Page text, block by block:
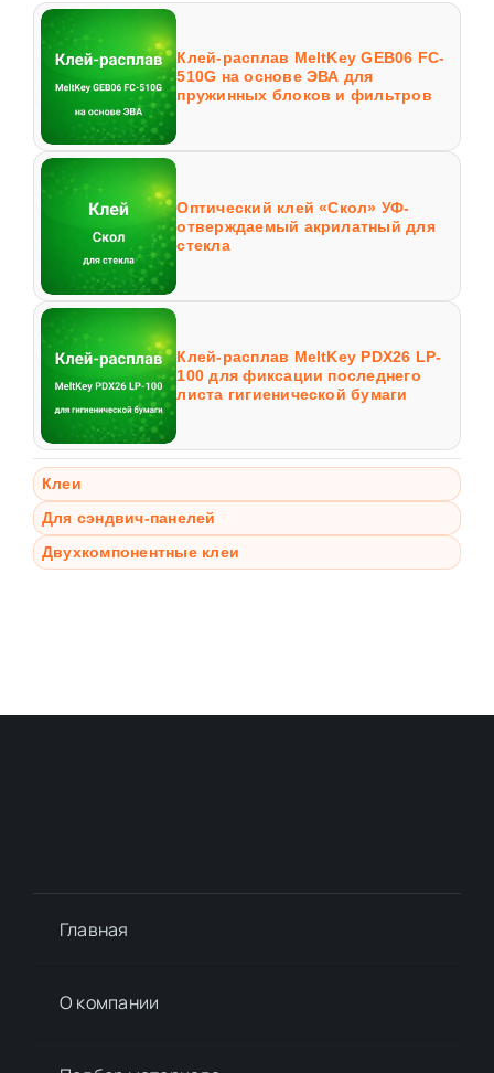
Клей-расплав MeltKey GEB06 FC-
510G на основе ЭВА для
пружинных блоков и фильтров
Оптический клей «Скол» УФ-
отверждаемый акрилатный для
стекла
Клей-расплав MeltKey PDX26 LP-
100 для фиксации последнего
листа гигиенической бумаги
Клеи
Для сэндвич-панелей
Двухкомпонентные клеи
Главная
О компании